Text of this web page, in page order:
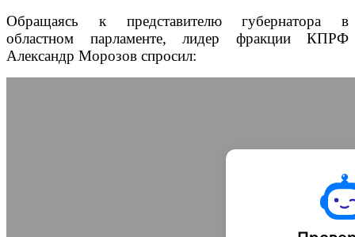
Обращаясь к представителю губернатора в
областном парламенте, лидер фракции КПРФ
Александр Морозов спросил: